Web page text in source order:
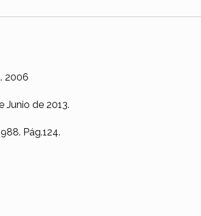
2006
Junio de 2013.
Pág.124.